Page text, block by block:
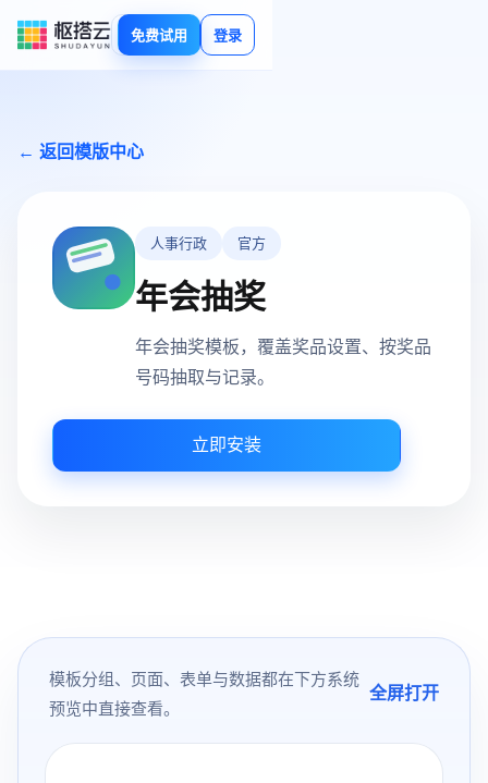
免费试用 登录
← 返回模版中心
人事行政 官方
年会抽奖
年会抽奖模板，覆盖奖品设置、按奖品
号码抽取与记录。
立即安装
模板分组、页面、表单与数据都在下方系统
预览中直接查看。
全屏打开